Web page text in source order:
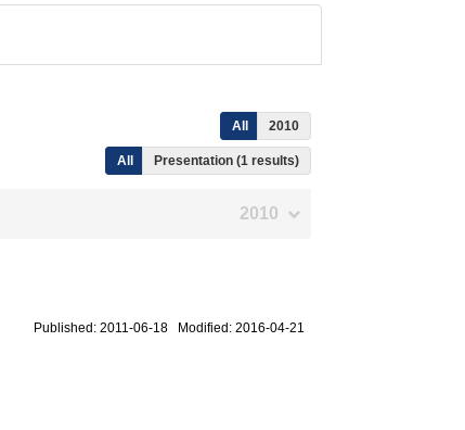
All 2010
All Presentation (1 results)
2010
Published: 2011-06-18 Modified: 2016-04-21